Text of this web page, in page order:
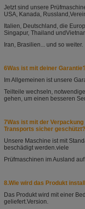
Jetzt sind unsere
USA, Kanada, Russland,
Italien, Deutschland, die
Singapur, Thailand und
Iran, Brasilien... und so weiter.
6Was ist mit deiner
Im Allgemeinen ist unsere
Teilteile wechseln,
gehen, um einen besseren
7Was ist mit der
Transports sicher geschützt?
Unsere Maschine ist mit
beschädigt werden.viele
Prüfmaschinen im Ausland
8.Wie wird das Produkt
Das Produkt wird mit einer
geliefert.Version.